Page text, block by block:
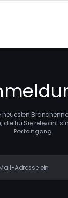
neuesten
die für Sie relevant
Posteingang.